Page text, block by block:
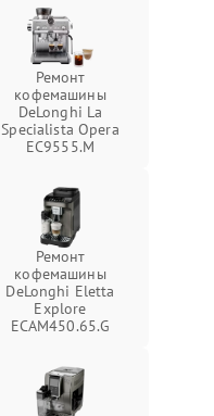
Ремонт
кофемашины
DeLonghi La
Specialista Opera
EC9555.M
Ремонт
кофемашины
DeLonghi Eletta
Explore
ECAM450.65.G